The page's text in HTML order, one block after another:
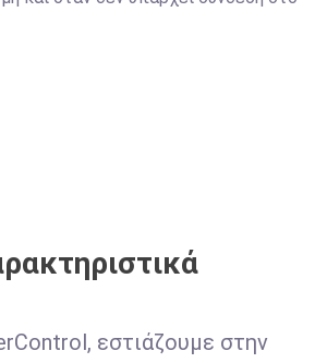
εστιάζουμε στην